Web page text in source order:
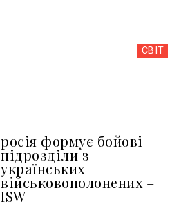
СВІТ
росія формує бойові
підрозділи з
українських
військовополонених –
ISW